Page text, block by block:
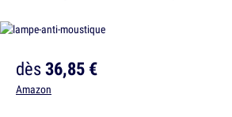
dès36,85 €
Amazon